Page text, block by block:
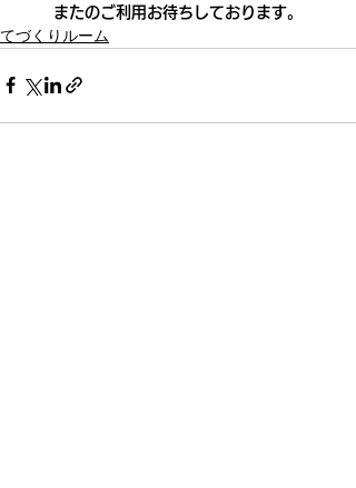
またのご利用お待ちしております。
てづくりルーム